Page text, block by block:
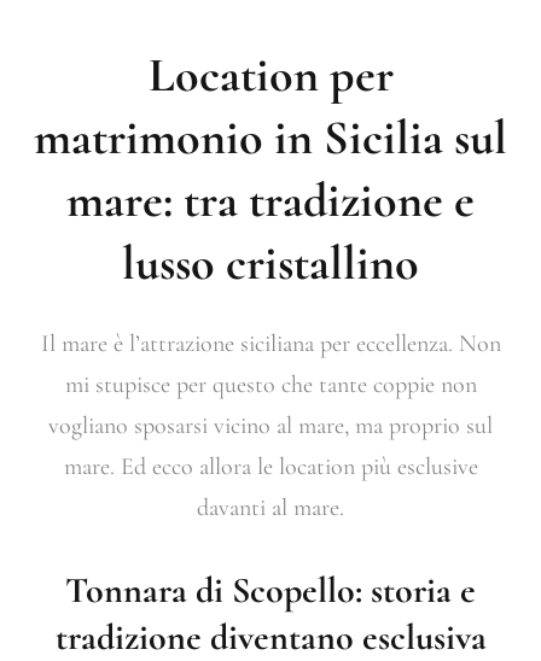
Location per
matrimonio in Sicilia sul
mare: tra tradizione e
lusso cristallino
Il mare è l’attrazione siciliana per eccellenza. Non
mi stupisce per questo che tante coppie non
vogliano sposarsi vicino al mare, ma proprio sul
mare. Ed ecco allora le location più esclusive
davanti al mare.
Tonnara di Scopello: storia e
tradizione diventano esclusiva